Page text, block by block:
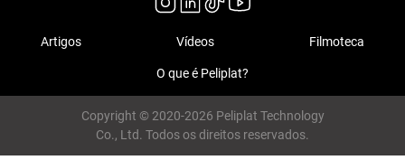
Artigos Vídeos Filmoteca
O que é Peliplat?
Copyright © 2020-2026 Peliplat Technology
Co., Ltd. Todos os direitos reservados.